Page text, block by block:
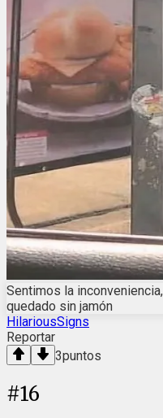
Sentimos la
quedado sin jamón
HilariousSigns
Reportar
3puntos
#16